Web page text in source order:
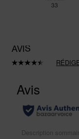
33
AVIS